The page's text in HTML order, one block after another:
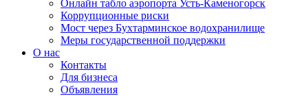
Онлайн табло аэропорта Усть-Каменогорск
Коррупционные риски
Мост через Бухтарминское водохранилище
Меры государственной поддержки
О нас
Контакты
Для бизнеса
Объявления